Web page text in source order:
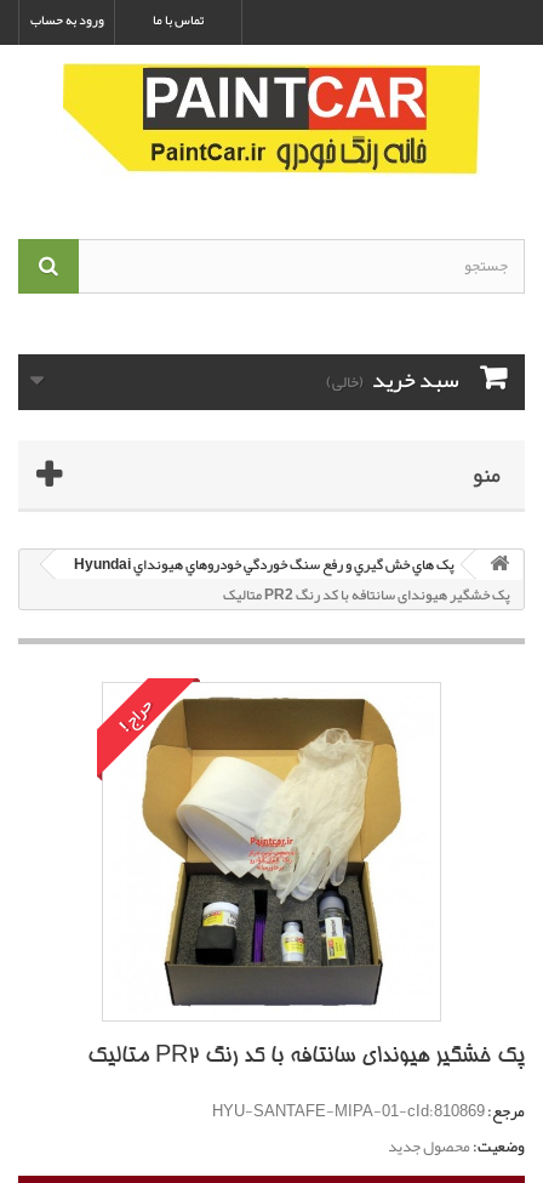
ورود به حساب تماس با ما
سبد خرید (خالی)
منو
پک هاي خش گيري و رفع سنگ خوردگي خودروهاي هيونداي Hyundai
پک خشگير هیوندای سانتافه با کد رنگ PR2 متاليک
حراج!
پک خشگير هیوندای سانتافه با کد رنگ PR2 متاليک
مرجع:HYU-SANTAFE-MIPA-01-cId:810869
وضعیت:محصول جدید